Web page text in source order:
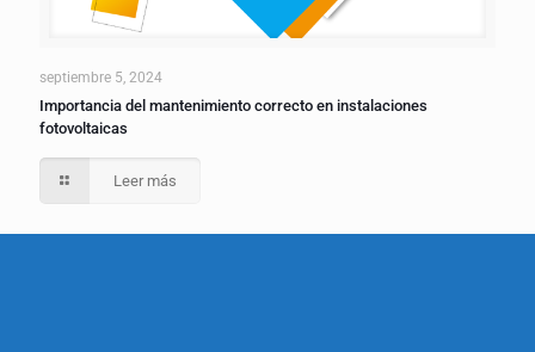
septiembre 5, 2024
Importancia del mantenimiento correcto en instalaciones
fotovoltaicas
Leer más